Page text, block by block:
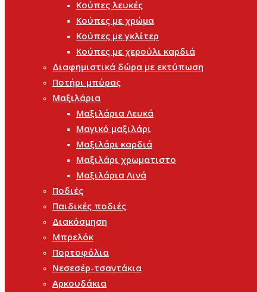
Κούπες λευκές
Κούπες με χρώμα
Κούπες με γκλίτερ
Κούπες με χερούλι καρδιά
Διαφημιστικά δώρα με εκτύπωση
Ποτήρι μπύρας
Μαξιλάρια
Μαξιλάρια Λευκά
Μαγικό μαξιλάρι
Μαξιλάρι καρδιά
Μαξιλάρι χρωματιστο
Μαξιλάρια Λινά
Ποδιές
Παιδικές ποδιές
Διακόσμηση
Μπρελόκ
Πορτοφόλια
Νεσεσέρ-τσαντάκια
Αρκουδάκια